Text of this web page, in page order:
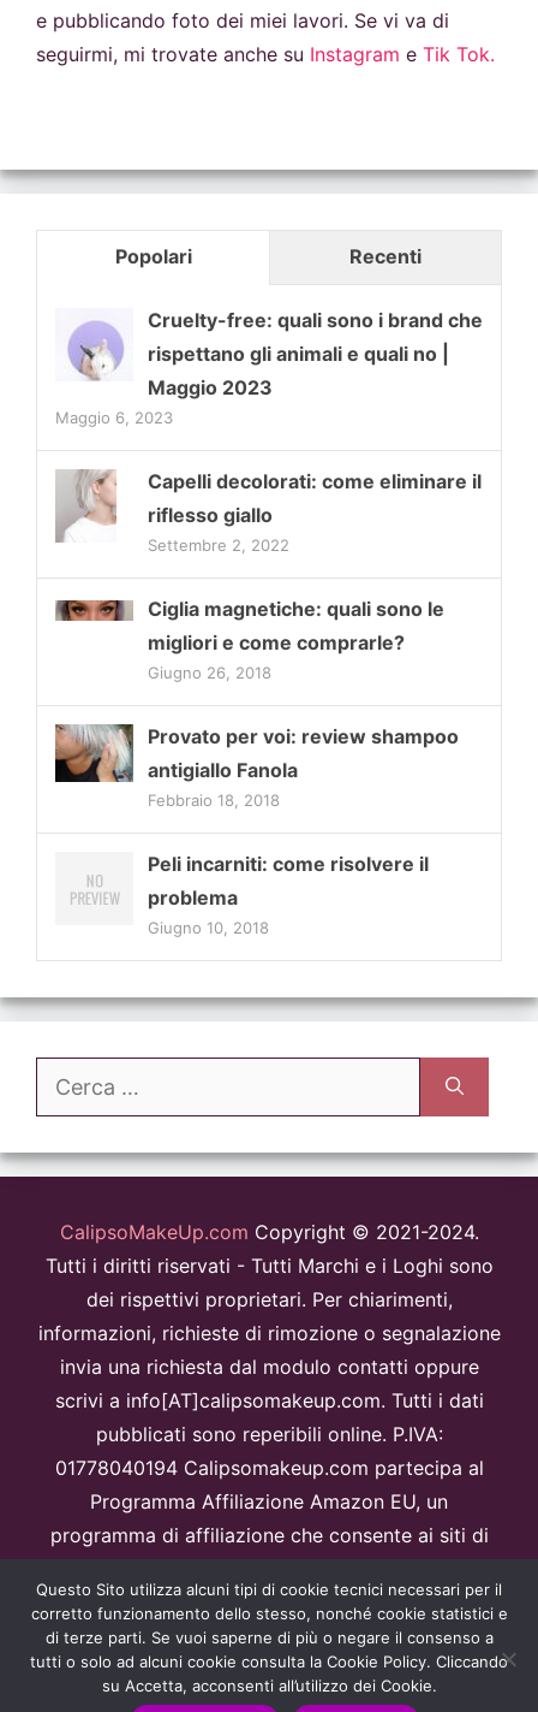
e pubblicando foto dei miei lavori. Se vi va di
seguirmi, mi trovate anche su Instagram e Tik Tok.
Popolari Recenti
Cruelty-free: quali sono i brand che
rispettano gli animali e quali no |
Maggio 2023
Maggio 6, 2023
Capelli decolorati: come eliminare il
riflesso giallo
Settembre 2, 2022
Ciglia magnetiche: quali sono le
migliori e come comprarle?
Giugno 26, 2018
Provato per voi: review shampoo
antigiallo Fanola
Febbraio 18, 2018
Peli incarniti: come risolvere il
problema
Giugno 10, 2018
Ricerca
CalipsoMakeUp.com Copyright © 2021-2024.
Tutti i diritti riservati - Tutti Marchi e i Loghi sono
dei rispettivi proprietari. Per chiarimenti,
informazioni, richieste di rimozione o segnalazione
invia una richiesta dal modulo contatti oppure
scrivi a info[AT]calipsomakeup.com. Tutti i dati
pubblicati sono reperibili online. P.IVA:
01778040194 Calipsomakeup.com partecipa al
Programma Affiliazione Amazon EU, un
programma di affiliazione che consente ai siti di
pubblicizzando e fornendo link al sitoAmazon.it.
Disclaimer
Questo sito è protetto da reCAPTCHA e GooglePrivacy Policye
Termini di servizioapply.
Questo Sito utilizza alcuni tipi di cookie tecnici necessari per il
corretto funzionamento dello stesso, nonché cookie statistici e
di terze parti. Se vuoi saperne di più o negare il consenso a
tutti o solo ad alcuni cookie consulta la Cookie Policy. Cliccando
su Accetta, acconsenti all’utilizzo dei Cookie.